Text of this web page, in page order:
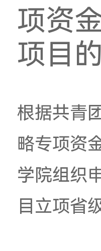
关于
项资
项目
根据共
略专项